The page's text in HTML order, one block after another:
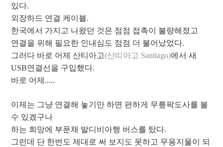
있다.
외장하드 연결 케이블.
한국에서 가지고 나왔던 것은 점점 접촉이 불량해졌고
연결을 위해 필요한 인내심도 점점 더 불어났었다.
그러다 바로 어제 산티아고(산띠아고 Santiago)에서 새
USB연결선을 구입했다.
바로 어제.....
이제는 그냥 연결해 놓기만 하면 편하게 무릎팍도사를 볼
수 있겠구나
하는 희망에 부푼채 발디비아행 버스를 탔다.
그런데 단 한번도 제대로 써 보지도 못하고 무용지물이 되